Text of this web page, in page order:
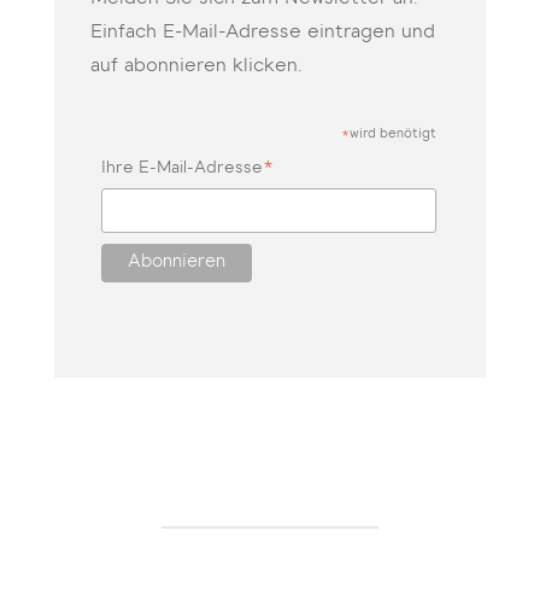
Einfach E-Mail-Adresse eintragen und
auf abonnieren klicken.
*wird benötigt
Ihre E-Mail-Adresse*